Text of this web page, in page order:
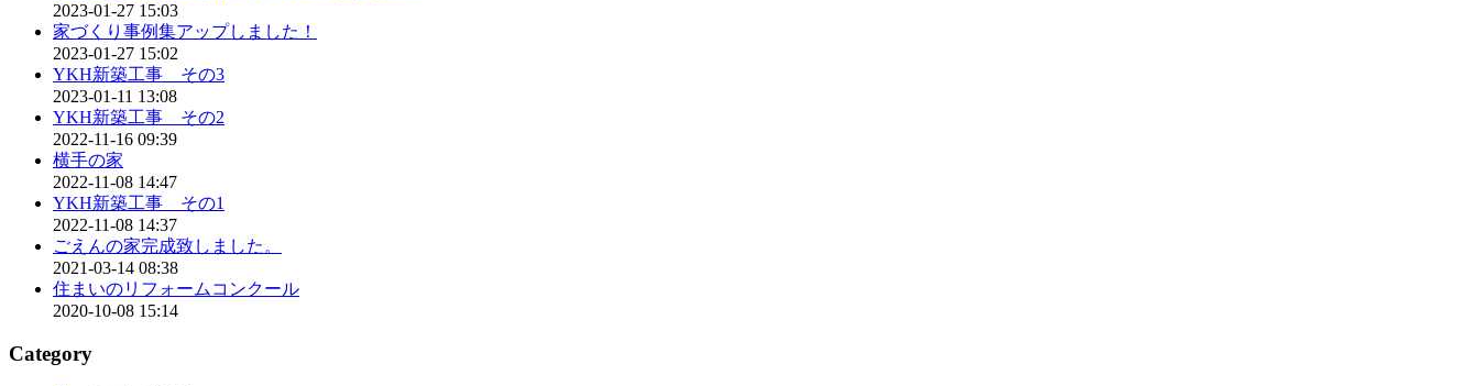
2023-01-27 15:03
家づくり事例集アップしました！
2023-01-27 15:02
YKH新築工事 その3
2023-01-11 13:08
YKH新築工事 その2
2022-11-16 09:39
横手の家
2022-11-08 14:47
YKH新築工事 その1
2022-11-08 14:37
ごえんの家完成致しました。
2021-03-14 08:38
住まいのリフォームコンクール
2020-10-08 15:14
Category